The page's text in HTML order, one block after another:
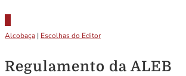
Alcobaça | Escolhas do Editor
Regulamento da ALEB